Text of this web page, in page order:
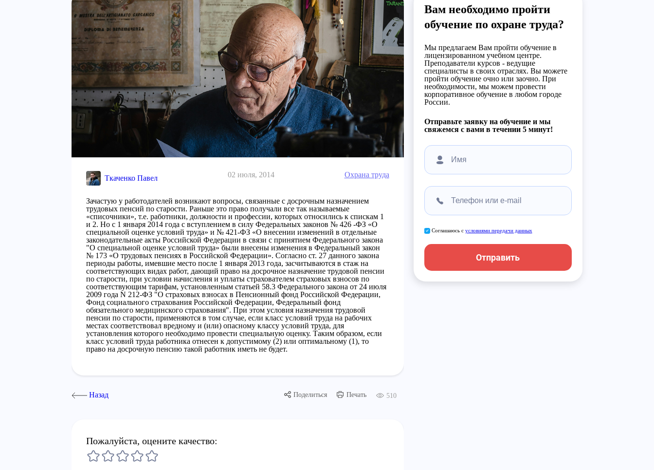
Ткаченко Павел 02 июля, 2014 Охрана труда
Зачастую у работодателей возникают вопросы, связанные с досрочным назначением
трудовых пенсий по старости. Раньше это право получали все так называемые
«списочники», т.е. работники, должности и профессии, которых относились к спискам 1
и 2. Но с 1 января 2014 года с вступлением в силу Федеральных законов № 426 -ФЗ «О
специальной оценке условий труда» и № 421-ФЗ «О внесении изменений в отдельные
законодательные акты Российской Федерации в связи с принятием Федерального закона
"О специальной оценке условий труда» были внесены изменения в Федеральный закон
№ 173 «О трудовых пенсиях в Российской Федерации». Согласно ст. 27 данного закона
периоды работы, имевшие место после 1 января 2013 года, засчитываются в стаж на
соответствующих видах работ, дающий право на досрочное назначение трудовой пенсии
по старости, при условии начисления и уплаты страхователем страховых взносов по
соответствующим тарифам, установленным статьей 58.3 Федерального закона от 24 июля
2009 года N 212-ФЗ "О страховых взносах в Пенсионный фонд Российской Федерации,
Фонд социального страхования Российской Федерации, Федеральный фонд
обязательного медицинского страхования". При этом условия назначения трудовой
пенсии по старости, применяются в том случае, если класс условий труда на рабочих
местах соответствовал вредному и (или) опасному классу условий труда, для
установления которого необходимо провести специальную оценку. Таким образом, если
класс условий труда работника отнесен к допустимому (2) или оптимальному (1), то
право на досрочную пенсию такой работник иметь не будет.
Назад Поделиться Печать 510
Пожалуйста, оцените качество:
Вам необходимо пройти
обучение по охране труда?
Мы предлагаем Вам пройти обучение в
лицензированном учебном центре.
Преподаватели курсов - ведущие
специалисты в своих отраслях. Вы можете
пройти обучение очно или заочно. При
необходимости, мы можем провести
корпоративное обучение в любом городе
России.
Отправьте заявку на обучение и мы
свяжемся с вами в течении 5 минут!
Соглашаюсь с условиями передачи данных
Отправить